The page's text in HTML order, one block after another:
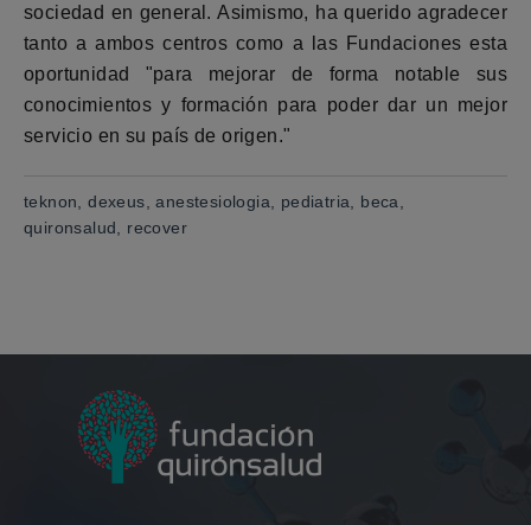
sociedad en general. Asimismo, ha querido agradecer
tanto a ambos centros como a las Fundaciones esta
oportunidad "para mejorar de forma notable sus
conocimientos y formación para poder dar un mejor
servicio en su país de origen."
teknon, dexeus, anestesiologia, pediatria, beca,
quironsalud, recover